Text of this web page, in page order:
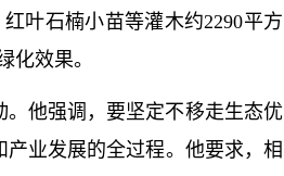
叶石楠小苗等灌木约2290平方
化效果。
他强调，要坚定不移走生态优
业发展的全过程。他要求，相